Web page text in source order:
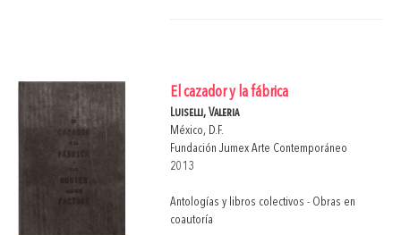
El cazador y la fábrica
Luiselli, Valeria
México, D.F.
Fundación Jumex Arte Contemporáneo
2013
Antologías y libros colectivos - Obras en
coautoría